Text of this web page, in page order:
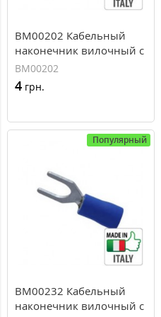
BM00202 Кабельный
наконечник вилочный с
изоляцией, сечение 1.5-
2.5 мм, М2.5
BM00202
4 грн.
Популярный
BM00232 Кабельный
наконечник вилочный с